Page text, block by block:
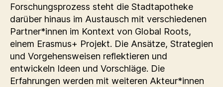
Forschungsprozess steht die Stadtapotheke
darüber hinaus im Austausch mit verschiedenen
Partner*innen im Kontext von Global Roots,
einem Erasmus+ Projekt. Die Ansätze, Strategien
und Vorgehensweisen reflektieren und
entwickeln Ideen und Vorschläge. Die
Erfahrungen werden mit weiteren Akteur*innen